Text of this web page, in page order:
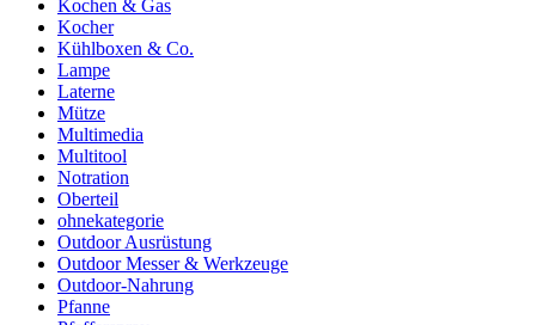
Kochen & Gas
Kocher
Kühlboxen & Co.
Lampe
Laterne
Mütze
Multimedia
Multitool
Notration
Oberteil
ohnekategorie
Outdoor Ausrüstung
Outdoor Messer & Werkzeuge
Outdoor-Nahrung
Pfanne